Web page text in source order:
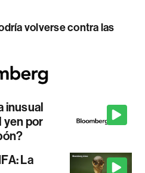
volverse contra las
inusual
yen por
La